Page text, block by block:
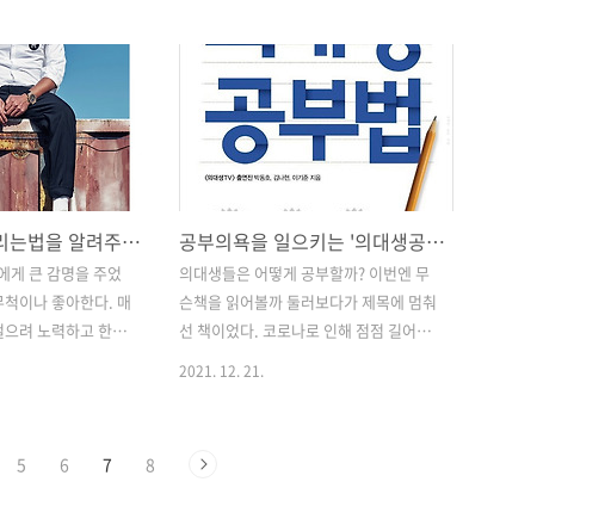
. 직장 특성상 코로
약 없는 휴직을 시
인해 월급은 삭감
그렇게 시간이 많
기 시작했다. 급여
평소 쓰던 것 보다
늘어나면서 고민에
나 장기화를 준비
같은데, 그리고 충
도 나의 경제력은
의 현주소였다. 나
다. 경영학을 전공한 나지만 솔직히 말하
면 경영과 경제에 대해서도 깊은 지식이
있다고 말을 할수가 없다. 그냥 흘러가는
큰 틀만 이해할뿐이다. 더 나아가 사회에
서는 어떤 지식이던 폭 넓은 이해도를 가
져야지 타인과의 대화에서도 대화거리가
풍부해진다. 나는 한참 부족했다. 그래도
지식을 쌓으려는 노력을 아예 안한건 아
니다, 어쩌다 알게된 것들에 대해서 조금
더 이해도를 높이려 검색도 많이 해보았
다. 그리고 가장 크게 관심을 안가졌었던
나 자신을 다스리는법을 알려주는 '걷는사람'
게 큰 감명을 주었
이나 좋아한다. 매
려 노력하고 한시
행방식이다. 가장
공부의욕을 일으키는 '의대생공부법'
의대생들은 어떻게 공부할까? 이번엔 무
슨책을 읽어볼까 둘러보다가 제목에 멈춰
선 책이었다. 코로나로 인해 점점 길어지
부를 위해 펜을 잡아 본지 오래되서 그런
2021. 12. 21.
5 6 7 8